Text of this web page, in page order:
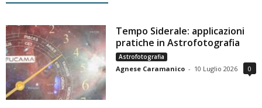
Tempo Siderale: applicazioni
pratiche in Astrofotografia
Astrofotografia
Agnese Caramanico - 10 Luglio 2026 0